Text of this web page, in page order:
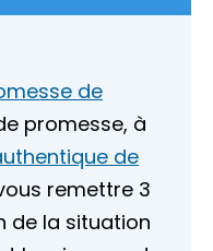
de
promesse, à
de
remettre 3
de la situation